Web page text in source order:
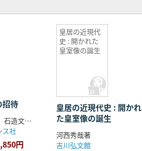
招待
坂詰 秀一 監修 石造文化財調査研究所 編
ス社
円
皇居の近現代
史 : 開かれた
皇室像の誕生
皇居の近現代史 : 開かれ
た皇室像の誕生
河西秀哉著
吉川弘文館